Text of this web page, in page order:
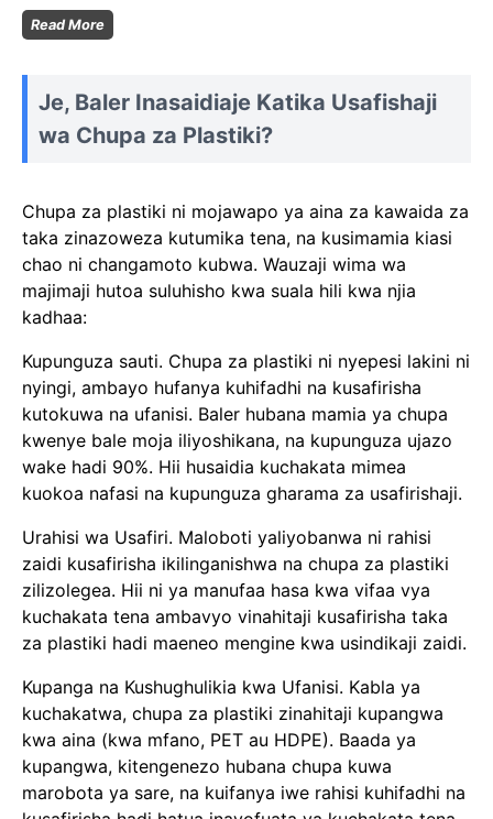
Read MoreKompakta
ya
Baler
ya
Plastiki
wa
Plastiki
Je, Baler Inasaidiaje Katika Usafishaji
wa Chupa za Plastiki?
Chupa za plastiki ni mojawapo ya aina za kawaida za
taka zinazoweza kutumika tena, na kusimamia kiasi
chao ni changamoto kubwa. Wauzaji wima wa
majimaji hutoa suluhisho kwa suala hili kwa njia
kadhaa:
Kupunguza sauti. Chupa za plastiki ni nyepesi lakini ni
nyingi, ambayo hufanya kuhifadhi na kusafirisha
kutokuwa na ufanisi. Baler hubana mamia ya chupa
kwenye bale moja iliyoshikana, na kupunguza ujazo
wake hadi 90%. Hii husaidia kuchakata mimea
kuokoa nafasi na kupunguza gharama za usafirishaji.
Urahisi wa Usafiri. Maloboti yaliyobanwa ni rahisi
zaidi kusafirisha ikilinganishwa na chupa za plastiki
zilizolegea. Hii ni ya manufaa hasa kwa vifaa vya
kuchakata tena ambavyo vinahitaji kusafirisha taka
za plastiki hadi maeneo mengine kwa usindikaji zaidi.
Kupanga na Kushughulikia kwa Ufanisi. Kabla ya
kuchakatwa, chupa za plastiki zinahitaji kupangwa
kwa aina (kwa mfano, PET au HDPE). Baada ya
kupangwa, kitengenezo hubana chupa kuwa
marobota ya sare, na kuifanya iwe rahisi kuhifadhi na